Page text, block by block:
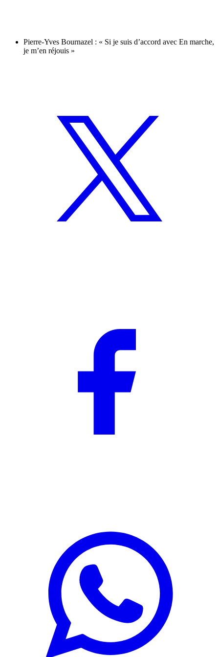
Pierre-Yves Bournazel : « Si je suis d’accord avec En marche,
je m’en réjouis »